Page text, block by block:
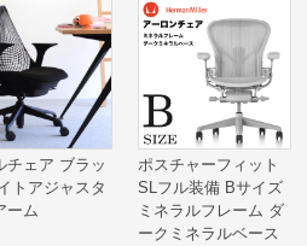
チェア ブラッ
トアジャスタ
ーム
ポスチャーフィット
SLフル装備 Bサイズ
ミネラルフレーム ダ
ークミネラルベース